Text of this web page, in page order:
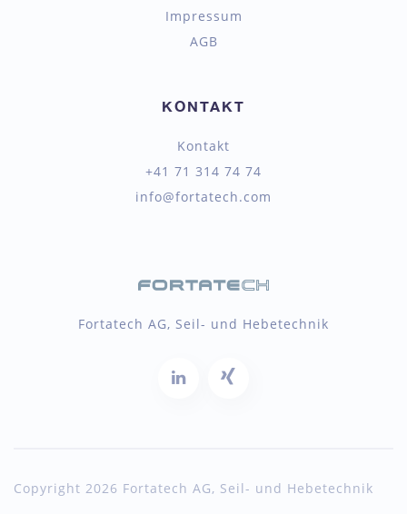
Impressum
AGB
KONTAKT
Kontakt
+41 71 314 74 74
info@fortatech.com
Fortatech AG, Seil- und Hebetechnik
Copyright 2026 Fortatech AG, Seil- und Hebetechnik